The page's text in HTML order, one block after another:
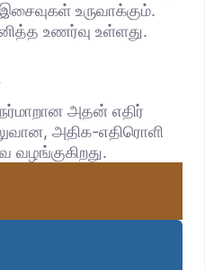
உருவாக்கும்.
உணர்வு உள்ளது.
அதன் எதிர்
அதிக-எதிரொளி